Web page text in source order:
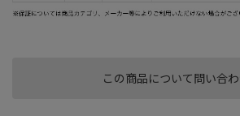
この商品について問い合